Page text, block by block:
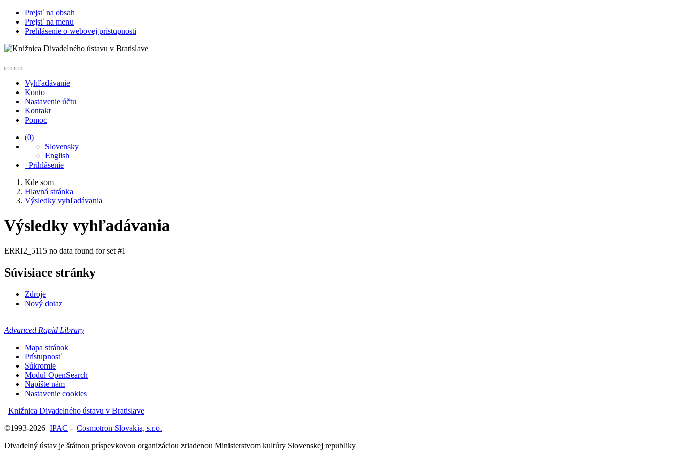
Prejsť na obsah
Prejsť na menu
Prehlásenie o webovej prístupnosti
Vyhľadávanie
Konto
Nastavenie účtu
Kontakt
Pomoc
(0)
Slovensky
English
Prihlásenie
Kde som
Hlavná stránka
Výsledky vyhľadávania
Výsledky vyhľadávania
ERRI2_5115 no data found for set #1
Súvisiace stránky
Zdroje
Nový dotaz
Advanced Rapid Library
Mapa stránok
Prístupnosť
Súkromie
Modul OpenSearch
Napíšte nám
Nastavenie cookies
Knižnica Divadelného ústavu v Bratislave
©1993-2026 IPAC - Cosmotron Slovakia, s.r.o.
Divadelný ústav je štátnou príspevkovou organizáciou zriadenou Ministerstvom kultúry Slovenskej republiky